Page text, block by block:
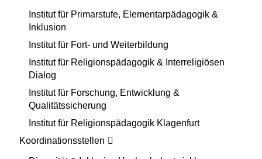
Institut für Primarstufe, Elementarpädagogik &
Inklusion
Institut für Fort- und Weiterbildung
Institut für Religionspädagogik & Interreligiösen
Dialog
Institut für Forschung, Entwicklung &
Qualitätssicherung
Institut für Religionspädagogik Klagenfurt
Koordinationsstellen